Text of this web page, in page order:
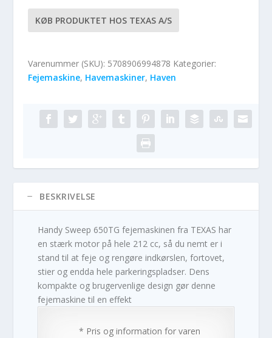
KØB PRODUKTET HOS TEXAS A/S
Varenummer (SKU): 5708906994878 Kategorier:
Fejemaskine, Havemaskiner, Haven
BESKRIVELSE
Handy Sweep 650TG fejemaskinen fra TEXAS har
en stærk motor på hele 212 cc, så du nemt er i
stand til at feje og rengøre indkørslen, fortovet,
stier og endda hele parkeringspladser. Dens
kompakte og brugervenlige design gør denne
fejemaskine til en effekt
* Pris og information for varen